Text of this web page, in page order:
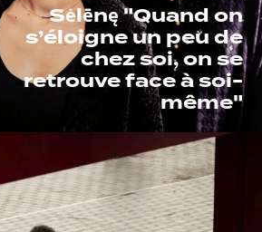
Sėlēnę "Quand on
s’éloigne un peu de
chez soi, on se
retrouve face à soi-
même"